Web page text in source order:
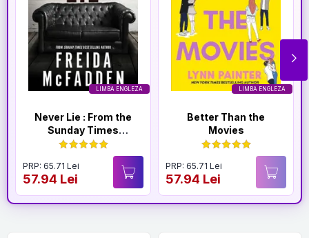
LIMBA ENGLEZA
Never Lie : From the
Sunday Times
Bestselling Author of
The Housemaid
PRP: 65.71 Lei
57.94 Lei
LIMBA ENGLEZA
Better Than the
Movies
PRP: 65.71 Lei
57.94 Lei